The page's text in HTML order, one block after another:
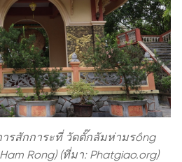
รสักการะที่ วัดตั๊กลัมห่ามรồng
Rong) (ที่มา: Phatgiao.org)